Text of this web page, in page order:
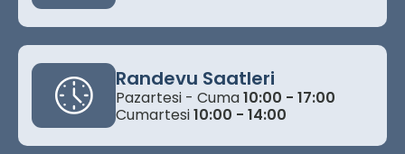
Randevu Saatleri
Pazartesi - Cuma10:00 - 17:00
Cumartesi10:00 - 14:00